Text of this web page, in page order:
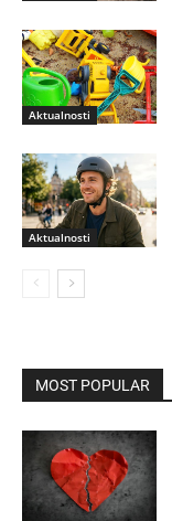
Aktualnosti
Aktualnosti
MOST POPULAR